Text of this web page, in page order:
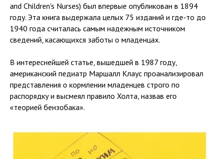
and Children's Nurses) был впервые опубликован в 1894
году. Эта книга выдержала целых 75 изданий и где-то до
1940 года считалась самым надежным источником
сведений, касающихся заботы о младенцах.
В интереснейшей статье, вышедшей в 1987 году,
американский педиатр Маршалл Клаус проанализировал
представления о кормлении младенцев строго по
распорядку и высмеял правило Холта, назвав его
«теорией бензобака».